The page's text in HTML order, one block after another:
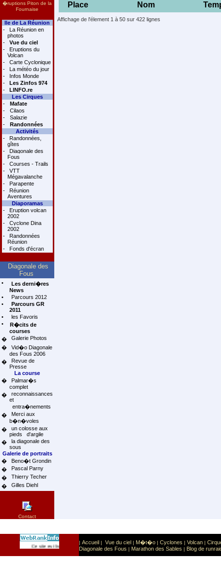
�ruptions Piton de la
Fournaise
Ile de La Réunion
-
La Réunion en
photos
-
Vue du ciel
-
Eruptions du
Volcan
-
Carte Cyclonique
-
La météo du jour
-
Infos Monde
-
Les Zinfos 974
-
LINFO.re
Les Cirques
-
Mafate
-
Cilaos
-
Salazie
-
Randonnées
Activités
-
Randonnées,
gîtes
-
Diagonale des
Fous
-
Courses - Trails
-
VTT
Mégavalanche
-
Parapente
-
Réunion
Aventures
Diaporamas
-
Eruption volcan
2002
-
Cyclone Dina
2002
-
Randonnées
Réunion
-
Fonds d'écran
Diagonale des
Fous
•
Les derni�res
News
•
Parcours 2012
•
Parcours GR
2011
•
les Favoris
•
R�cits de
courses
�
Galerie Photos
�
Vid�o Diagonale
des Fous 2006
�
Revue de
Presse
La course
�
Palmar�s
complet
�
reconnaissances
et
entra�nements
�
Merci aux
b�n�voles
�
un colosse aux
pieds d'argile
�
la diagonale des
sous
Galerie de portraits
�
Beno�t Grondin
�
Pascal Parny
�
Thierry Techer
�
Gilles Diehl
Contact
Place Nom
Affichage de l'élement 1 à 50 sur 422 lignes
Ce site est list� dans la cat�gorie Sport: Sports extr�mes
| Accueil | Vue du ciel | M�t�o | Cyclones | Volcan |
Diagonale des Fous | Marathon des Sables | Blog de